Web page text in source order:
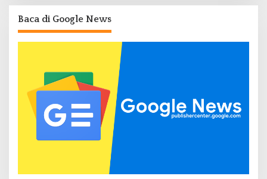
Baca di Google News